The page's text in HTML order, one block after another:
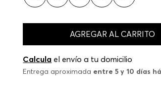
AGREGAR AL CARRITO
Calcula el envío a tu domicilio
Entrega aproximada entre 5 y 10 días